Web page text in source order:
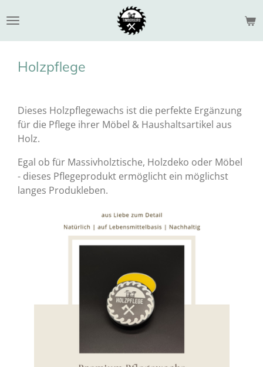
Hauptinhalt
springen
Holzpflege
Dieses Holzpflegewachs ist die perfekte Ergänzung
für die Pflege ihrer Möbel & Haushaltsartikel aus
Holz.
Egal ob für Massivholztische, Holzdeko oder Möbel
- dieses Pflegeprodukt ermöglicht ein möglichst
langes Produkleben.